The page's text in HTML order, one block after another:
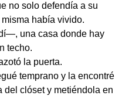
no solo defendía a su
había vivido.
una casa donde hay
techo.
la puerta.
temprano y la encontré
del clóset y metiéndola en